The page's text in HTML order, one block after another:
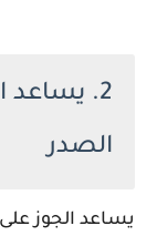
2.
الصدر
يساعد الجوز